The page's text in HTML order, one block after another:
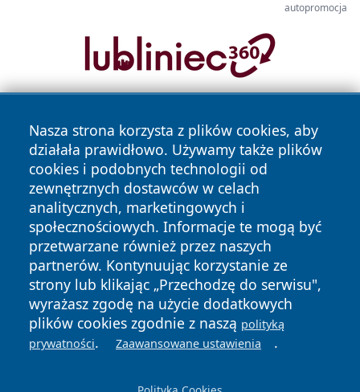
autopromocja
Nasza strona korzysta z plików cookies, aby
działała prawidłowo. Używamy także plików
cookies i podobnych technologii od
zewnętrznych dostawców w celach
analitycznych, marketingowych i
społecznościowych. Informacje te mogą być
przetwarzane również przez naszych
partnerów. Kontynuując korzystanie ze
strony lub klikając „Przechodzę do serwisu",
wyrażasz zgodę na użycie dodatkowych
plików cookies zgodnie z naszą polityką
prywatności. Zaawansowane ustawienia .
Copyright © 2026 24slupsk.pl Wszystkie prawa zastrzeżone.
News Autorzy
Polityka
Prywatności
Polityka
Cookies